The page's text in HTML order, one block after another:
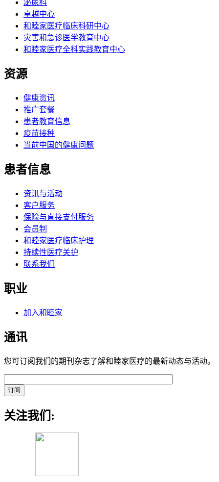
泌尿科
卓越中心
和睦家医疗临床科研中心
灾害和急诊医学教育中心
和睦家医疗全科实践教育中心
资源
健康资讯
推广套餐
患者教育信息
疫苗接种
当前中国的健康问题
患者信息
资讯与活动
客户服务
保险与直接支付服务
会员制
和睦家医疗临床护理
持续性医疗关护
联系我们
职业
加入和睦家
通讯
您可订阅我们的期刊杂志了解和睦家医疗的最新动态与活动。
关注我们: